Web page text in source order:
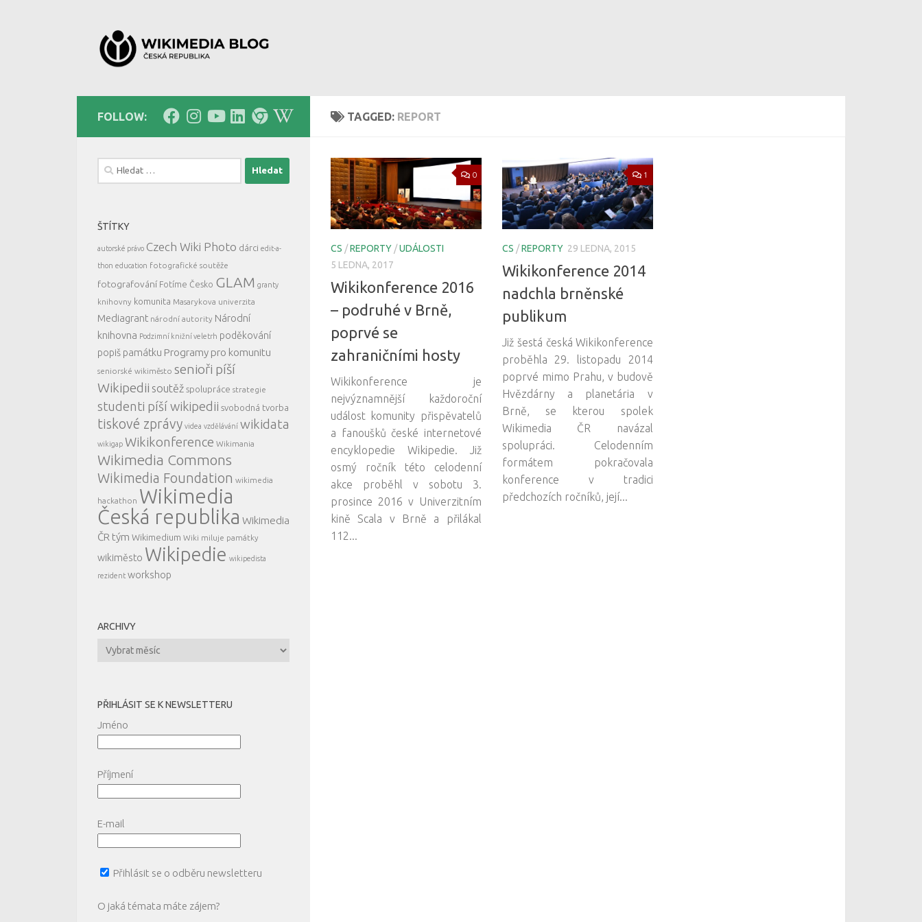
TAGGED: REPORT
0
CS /REPORTY /UDÁLOSTI
5 LEDNA, 2017
Wikikonference 2016
– podruhé v Brně,
poprvé se
zahraničními hosty
Wikikonference je
nejvýznamnější každoroční
událost komunity přispěvatelů
a fanoušků české internetové
encyklopedie Wikipedie. Již
osmý ročník této celodenní
akce proběhl v sobotu 3.
prosince 2016 v Univerzitním
kině Scala v Brně a přilákal
112...
1
CS /REPORTY 29 LEDNA, 2015
Wikikonference 2014
nadchla brněnské
publikum
Již šestá česká Wikikonference
proběhla 29. listopadu 2014
poprvé mimo Prahu, v budově
Hvězdárny a planetária v
Brně, se kterou spolek
Wikimedia ČR navázal
spolupráci. Celodenním
formátem pokračovala
konference v tradici
předchozích ročníků, její...
FOLLOW:
Vyhledávání
ŠTÍTKY
autorské právo Czech Wiki Photo dárci edit-a-
thon education fotografické soutěže
fotografování Fotíme Česko GLAM granty
knihovny komunita Masarykova univerzita
Mediagrant národní autority Národní
knihovna Podzimní knižní veletrh poděkování
popiš památku Programy pro komunitu
seniorské wikiměsto senioři píší
Wikipedii soutěž spolupráce strategie
studenti píší wikipedii svobodná tvorba
tiskové zprávy videa vzdělávání wikidata
wikigap Wikikonference Wikimania
Wikimedia Commons
Wikimedia Foundation wikimedia
hackathon Wikimedia
Česká republika Wikimedia
ČR tým Wikimedium Wiki miluje památky
wikiměsto Wikipedie wikipedista
rezident workshop
ARCHIVY
Archivy
PŘIHLÁSIT SE K NEWSLETTERU
Jméno
Příjmení
E-mail
Přihlásit se o odběru newsletteru
O jaká témata máte zájem?